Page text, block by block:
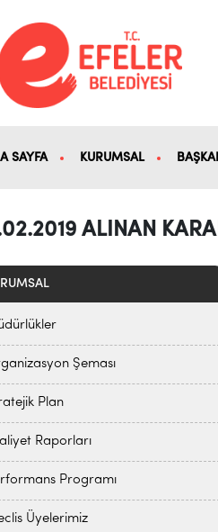
SAYFA KURUMSAL
ALINAN
Şeması
Plan
Raporları
Programı
Üyelerimiz